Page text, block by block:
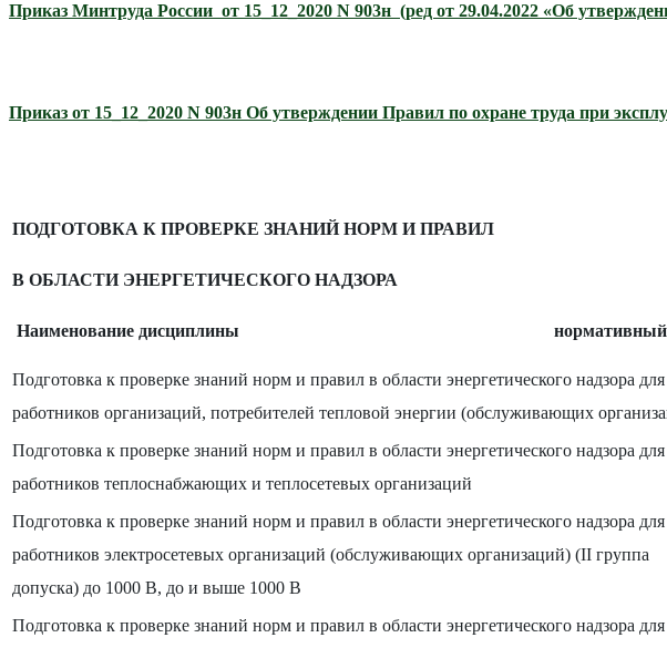
Приказ Минтруда России от 15_12_2020 N 903н (ред от 29.04.2022 «Об
Приказ от 15_12_2020 N 903н Об утверждении Правил по охране труда при
ПОДГОТОВКА К ПРОВЕРКЕ ЗНАНИЙ НОРМ И ПРАВИЛ
В ОБЛАСТИ ЭНЕРГЕТИЧЕСКОГО НАДЗОРА
Наименование дисциплины нормативный срок
Подготовка к проверке знаний норм и правил в области энергетического надзора для
работников организаций, потребителей тепловой энергии (обслуживающих
Подготовка к проверке знаний норм и правил в области энергетического надзора для
работников теплоснабжающих и теплосетевых организаций
Подготовка к проверке знаний норм и правил в области энергетического надзора для
работников электросетевых организаций (обслуживающих организаций) (II группа
допуска) до 1000 В, до и выше 1000 В
Подготовка к проверке знаний норм и правил в области энергетического надзора для